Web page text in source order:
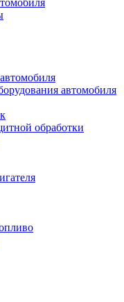
автомобиля
обработки